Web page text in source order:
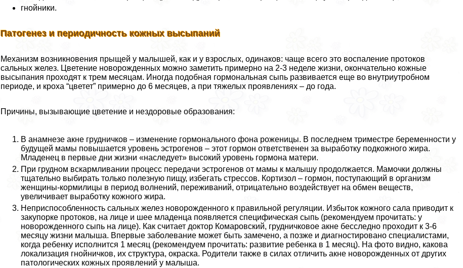
гнойники.
Патогенез и периодичность кожных высыпаний
Механизм возникновения прыщей у малышей, как и у взрослых, одинаков: чаще всего это воспаление протоков
сальных желез. Цветение новорожденных можно заметить примерно на 2-3 неделе жизни, окончательно кожные
высыпания проходят к трем месяцам. Иногда подобная гормональная сыпь развивается еще во внутриутробном
периоде, и кроха “цветет” примерно до 6 месяцев, а при тяжелых проявлениях – до года.
Причины, вызывающие цветение и нездоровые образования:
В анамнезе акне грудничков – изменение гормонального фона роженицы. В последнем триместре беременности у
будущей мамы повышается уровень эстрогенов – этот гормон ответственен за выработку подкожного жира.
Младенец в первые дни жизни «наследует» высокий уровень гормона матери.
При грудном вскармливании процесс передачи эстрогенов от мамы к малышу продолжается. Мамочки должны
тщательно выбирать только полезную пищу, избегать стрессов. Кортизол – гормон, поступающий в организм
женщины-кормилицы в период волнений, переживаний, отрицательно воздействует на обмен веществ,
увеличивает выработку кожного жира.
Неприспособленность сальных желез новорожденного к правильной регуляции. Избыток кожного сала приводит к
закупорке протоков, на лице и шее младенца появляется специфическая сыпь (рекомендуем прочитать: у
новорожденного сыпь на лице). Как считает доктор Комаровский, грудничковое акне бесследно проходит к 3-6
месяцу жизни малыша. Впервые заболевание может быть замечено, а позже и диагностировано специалистами,
когда ребенку исполнится 1 месяц (рекомендуем прочитать: развитие ребенка в 1 месяц). На фото видно, какова
локализация гнойничков, их структура, окраска. Родители также в силах отличить акне новорожденных от других
патологических кожных проявлений у малыша.